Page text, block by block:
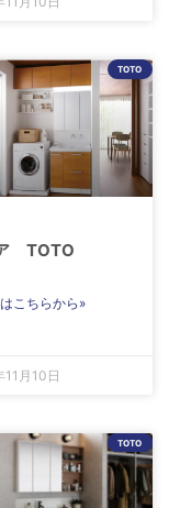
TOTO
TOTO
こちらから»
11月10日
TOTO